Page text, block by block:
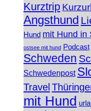
Kurztrip
Angsthund
Hund mit Hund in
ostsee mit hund Podcast
Schweden
Schwedenpost
Travel
mit Hund